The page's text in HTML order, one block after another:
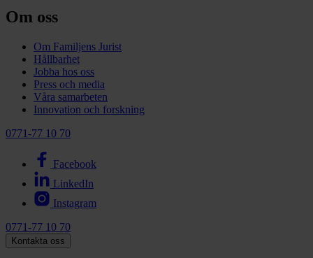
Om oss
Om Familjens Jurist
Hållbarhet
Jobba hos oss
Press och media
Våra samarbeten
Innovation och forskning
0771-77 10 70
Facebook
LinkedIn
Instagram
0771-77 10 70
Kontakta oss